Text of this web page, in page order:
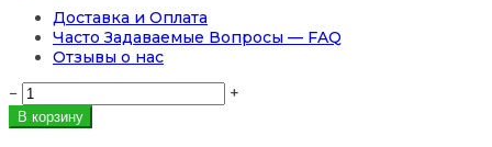
Доставка и Оплата
Часто Задаваемые Вопросы — FAQ
Отзывы о нас
− Количество
товара
Пробиотик
+
В корзину